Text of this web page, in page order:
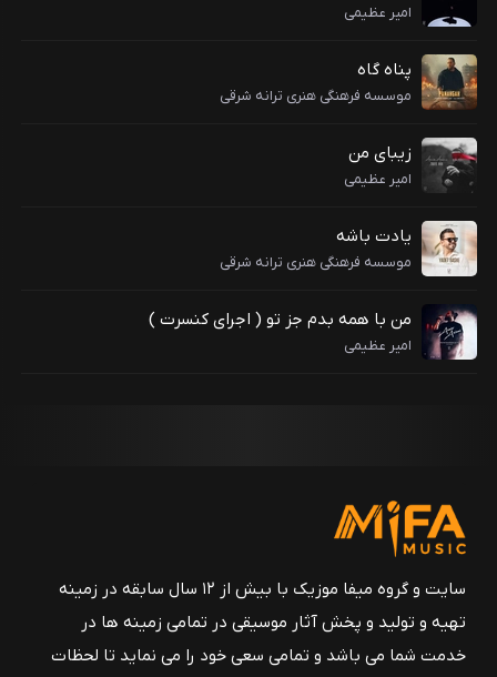
امیر عظیمی
پناه گاه
موسسه فرهنگی هنری ترانه شرقی
زیبای من
امیر عظیمی
یادت باشه
موسسه فرهنگی هنری ترانه شرقی
من با همه بدم جز تو ( اجرای کنسرت )
امیر عظیمی
سایت و گروه میفا موزیک با بیش از ۱۲ سال سابقه در زمینه
تهیه و تولید و پخش آثار موسیقی در تمامی زمینه ها در
خدمت شما می باشد و تمامی سعی خود را می نماید تا لحظات